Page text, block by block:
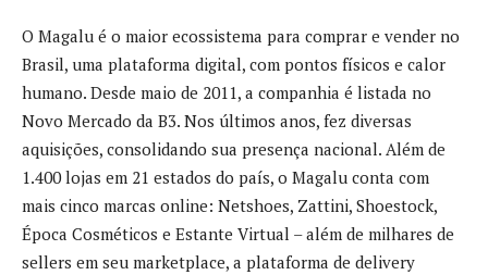
O Magalu é o maior ecossistema para comprar e vender no
Brasil, uma plataforma digital, com pontos físicos e calor
humano. Desde maio de 2011, a companhia é listada no
Novo Mercado da B3. Nos últimos anos, fez diversas
aquisições, consolidando sua presença nacional. Além de
1.400 lojas em 21 estados do país, o Magalu conta com
mais cinco marcas online: Netshoes, Zattini, Shoestock,
Época Cosméticos e Estante Virtual – além de milhares de
sellers em seu marketplace, a plataforma de delivery